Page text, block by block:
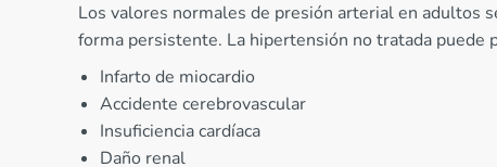
Los valores normales de presión arterial en adultos
forma persistente. La hipertensión no tratada puede
Infarto de miocardio
Accidente cerebrovascular
Insuficiencia cardíaca
Daño renal